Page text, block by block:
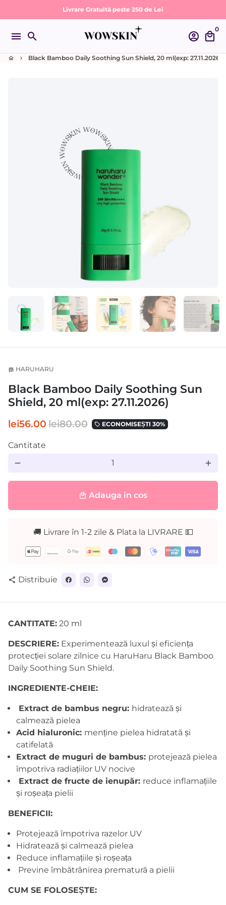
la
conținut
Livrare Gratuită peste 250 de Lei
menu search account_circle local_mall
0
home keyboard_arrow_right Black Bamboo Daily Soothing Sun Shield, 20 ml(exp: 27.11.2026)
store HARUHARU
Black Bamboo Daily Soothing Sun
Shield, 20 ml(exp: 27.11.2026)
lei56.00 lei80.00 local_offer ECONOMISEȘTI 30%
Cantitate
remove add
local_mall Adauga in cos
🚚 Livrare în 1-2 zile & Plata la LIVRARE 💵
Metode
plată
share Distribuie
CANTITATE: 20 ml
DESCRIERE: Experimentează luxul și eficiența
protecției solare zilnice cu HaruHaru Black Bamboo
Daily Soothing Sun Shield.
INGREDIENTE-CHEIE:
Extract de bambus negru: hidratează și
calmează pielea
Acid hialuronic: menține pielea hidratată și
catifelată
Extract de muguri de bambus: protejează pielea
împotriva radiațiilor UV nocive
Extract de fructe de ienupăr: reduce inflamațiile
și roșeața pielii
BENEFICII:
Protejează împotriva razelor UV
Hidratează și calmează pielea
Reduce inflamațiile și roșeața
Previne îmbătrânirea prematură a pielii
CUM SE FOLOSEȘTE: